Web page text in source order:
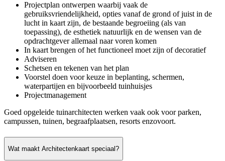
Projectplan ontwerpen waarbij vaak de
gebruiksvriendelijkheid, opties vanaf de grond of juist in de
lucht in kaart zijn, de bestaande begroeiing (als van
toepassing), de esthetiek natuurlijk en de wensen van de
opdrachtgever allemaal naar voren komen
In kaart brengen of het functioneel moet zijn of decoratief
Adviseren
Schetsen en tekenen van het plan
Voorstel doen voor keuze in beplanting, schermen,
waterpartijen en bijvoorbeeld tuinhuisjes
Projectmanagement
Goed opgeleide tuinarchitecten werken vaak ook voor parken,
campussen, tuinen, begraafplaatsen, resorts enzovoort.
Wat maakt Architectenkaart speciaal?